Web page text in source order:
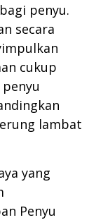
penyu.
secara
cukup
lambat
yang
Penyu